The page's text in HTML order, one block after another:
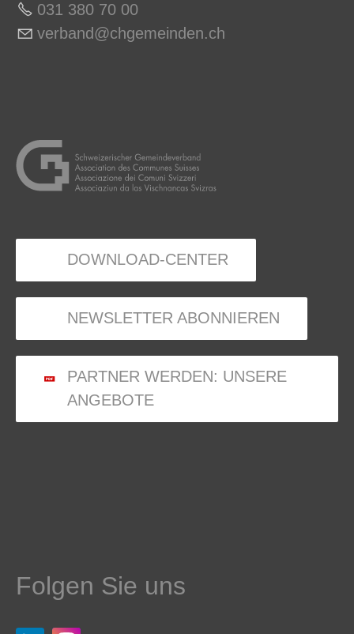
031 380 70 00
v rb nd chg m nd n ch
DOWNLOAD-CENTER
NEWSLETTER ABONNIEREN
PARTNER WERDEN: UNSERE
ANGEBOTE
Folgen Sie uns